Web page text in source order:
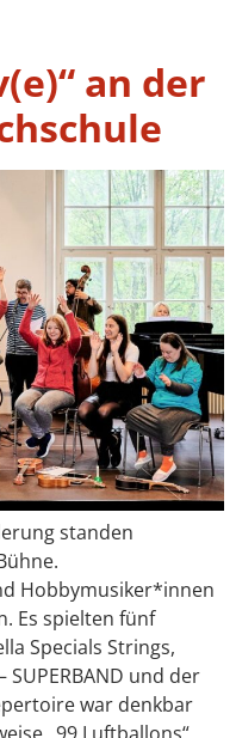
an der
standen
Hobbymusiker*innen
Es spielten fünf
Specials Strings,
SUPERBAND und der
war denkbar